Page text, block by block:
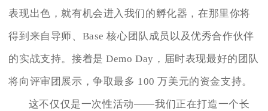
表现出色，就有机会进入我们的孵化器，在那里你将
得到来自导师、Base 核心团队成员以及优秀合作伙伴
的实战支持。接着是 Demo Day，届时表现最好的团队
将向评审团展示，争取最多 100 万美元的资金支持。
这不仅仅是一次性活动——我们正在打造一个长